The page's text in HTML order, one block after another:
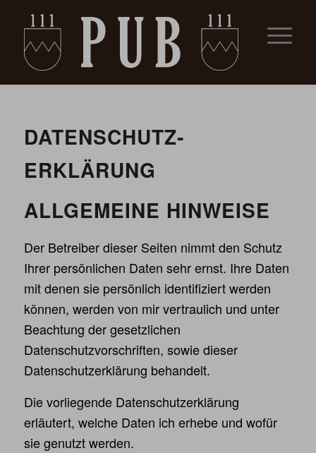
DATEN­SCHUTZ­
ERKLÄRUNG
ALLGEMEINE HINWEISE
Der Betreiber dieser Seiten nimmt den Schutz
Ihrer persönlichen Daten sehr ernst. Ihre Daten
mit denen sie persönlich identifiziert werden
können, werden von mir vertraulich und unter
Beachtung der gesetzlichen
Datenschutzvorschriften, sowie dieser
Datenschutzerklärung behandelt.
Die vorliegende Datenschutzerklärung
erläutert, welche Daten ich erhebe und wofür
sie genutzt werden.